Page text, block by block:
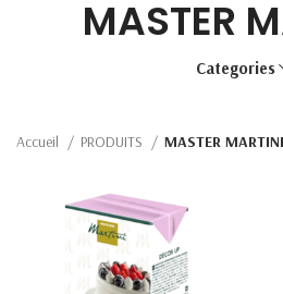
MASTER
Categories
Accueil PRODUITS MASTER MARTINI